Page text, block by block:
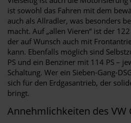
ist sowohl das Fahren mit dem
auch als Allradler, was besonders
macht. Auf „allen Vieren“ ist der
der auf Wunsch auch mit
kann. Ebenfalls möglich sind
PS und ein Benziner mit 114 PS –
Schaltung. Wer ein Sieben-Gang-
sich für den Erdgasantrieb, der
bringt.
Annehmlichkeiten des VW